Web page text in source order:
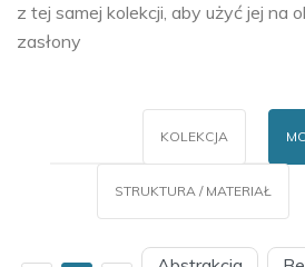
z tej samej kolekcji, aby użyć jej na
zasłony
KOLEKCJA
STRUKTURA / MATERIAŁ